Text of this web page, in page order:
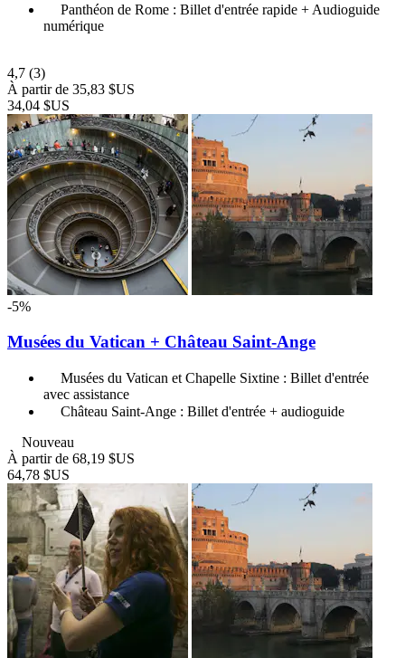
Panthéon de Rome : Billet d'entrée rapide + Audioguide
numérique
4,7 (3)
À partir de 35,83 $US
34,04 $US
-5%
Musées du Vatican + Château Saint-Ange
Musées du Vatican et Chapelle Sixtine : Billet d'entrée
avec assistance
Château Saint-Ange : Billet d'entrée + audioguide
Nouveau
À partir de 68,19 $US
64,78 $US